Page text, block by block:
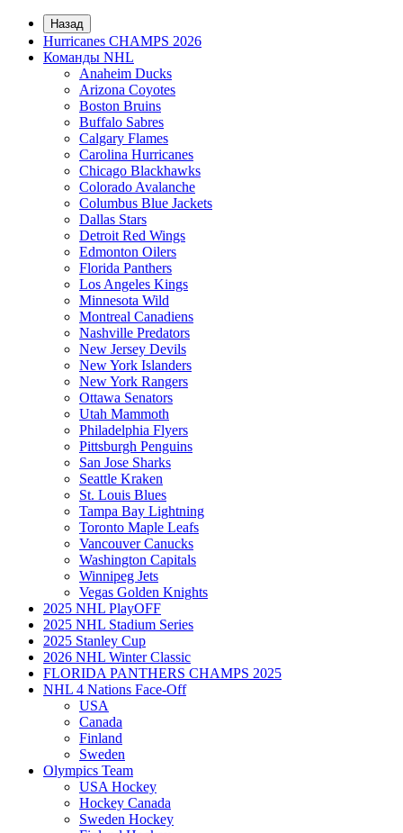
Назад
Hurricanes CHAMPS 2026
Команды NHL
Anaheim Ducks
Arizona Coyotes
Boston Bruins
Buffalo Sabres
Calgary Flames
Carolina Hurricanes
Chicago Blackhawks
Colorado Avalanche
Columbus Blue Jackets
Dallas Stars
Detroit Red Wings
Edmonton Oilers
Florida Panthers
Los Angeles Kings
Minnesota Wild
Montreal Canadiens
Nashville Predators
New Jersey Devils
New York Islanders
New York Rangers
Ottawa Senators
Utah Mammoth
Philadelphia Flyers
Pittsburgh Penguins
San Jose Sharks
Seattle Kraken
St. Louis Blues
Tampa Bay Lightning
Toronto Maple Leafs
Vancouver Canucks
Washington Capitals
Winnipeg Jets
Vegas Golden Knights
2025 NHL PlayOFF
2025 NHL Stadium Series
2025 Stanley Cup
2026 NHL Winter Classic
FLORIDA PANTHERS CHAMPS 2025
NHL 4 Nations Face-Off
USA
Canada
Finland
Sweden
Olympics Team
USA Hockey
Hockey Canada
Sweden Hockey